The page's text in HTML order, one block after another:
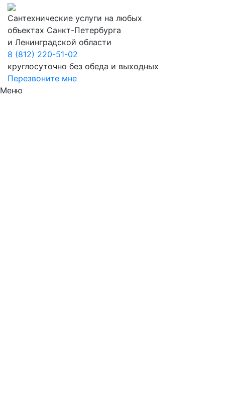
Сантехнические услуги на любых
объектах Санкт-Петербурга
и Ленинградской области
8 (812) 220-51-02
круглосуточно без обеда и выходных
Перезвоните мне
Меню